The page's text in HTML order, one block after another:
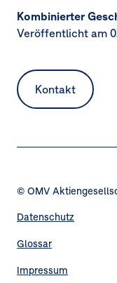
Kombinierter
Veröffentlicht am
Kontakt
© OMV
Datenschutz
Glossar
Impressum